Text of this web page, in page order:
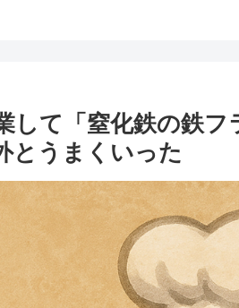
して「窒化鉄の鉄フ
とうまくいった